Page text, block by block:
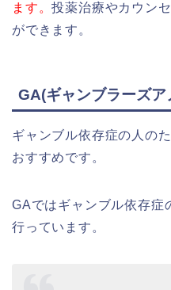
ます。投薬治療やカウン
ができます。
GA(ギャンブラーズア
ギャンブル依存症の人の
おすすめです。
GAではギャンブル依存症
行っています。